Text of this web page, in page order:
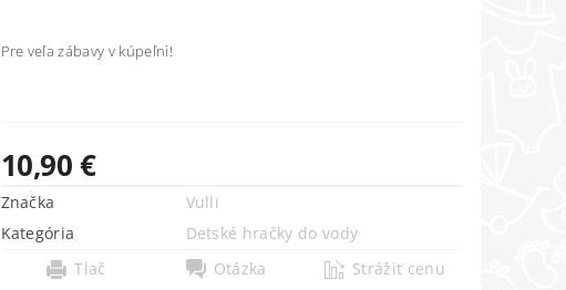
Pre veľa zábavy v kúpeľni!
10,90 €
Značka
Vulli
Kategória
Detské hračky do vody
Tlač
Otázka Strážiť cenu